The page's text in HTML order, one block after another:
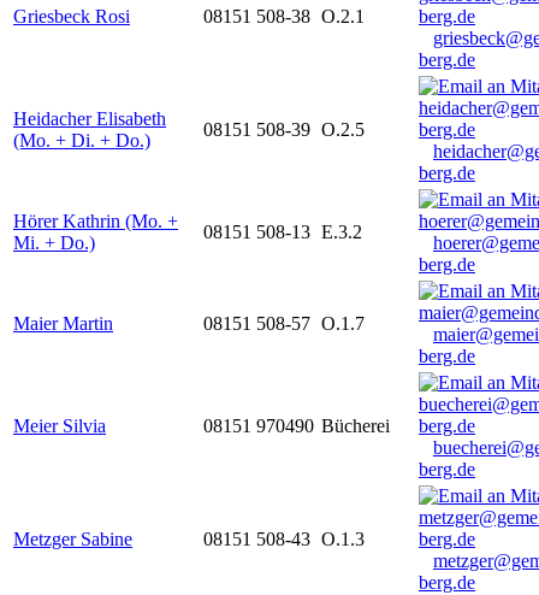
Griesbeck Rosi 08151 508-38 O.2.1
berg.de
Heidacher Elisabeth
(Mo. + Di. + Do.)
08151 508-39 O.2.5
berg.de
Hörer Kathrin (Mo. +
Mi. + Do.)
08151 508-13 E.3.2
berg.de
Maier Martin 08151 508-57 O.1.7
berg.de
Meier Silvia 08151 970490 Bücherei
berg.de
Metzger Sabine 08151 508-43 O.1.3
berg.de